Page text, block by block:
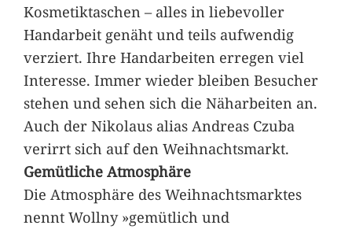
Kosmetiktaschen – alles in liebevoller
Handarbeit genäht und teils aufwendig
verziert. Ihre Handarbeiten erregen viel
Interesse. Immer wieder bleiben Besucher
stehen und sehen sich die Näharbeiten an.
Auch der Nikolaus alias Andreas Czuba
verirrt sich auf den Weihnachtsmarkt.
Gemütliche Atmosphäre
Die Atmosphäre des Weihnachtsmarktes
nennt Wollny »gemütlich und